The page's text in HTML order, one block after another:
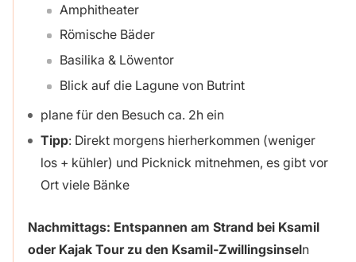
Amphitheater
Römische Bäder
Basilika & Löwentor
Blick auf die Lagune von Butrint
plane für den Besuch ca. 2h ein
Tipp: Direkt morgens hierherkommen (weniger
los + kühler) und Picknick mitnehmen, es gibt vor
Ort viele Bänke
Nachmittags: Entspannen am Strand bei Ksamil
oder Kajak Tour zu den Ksamil-Zwillingsinseln